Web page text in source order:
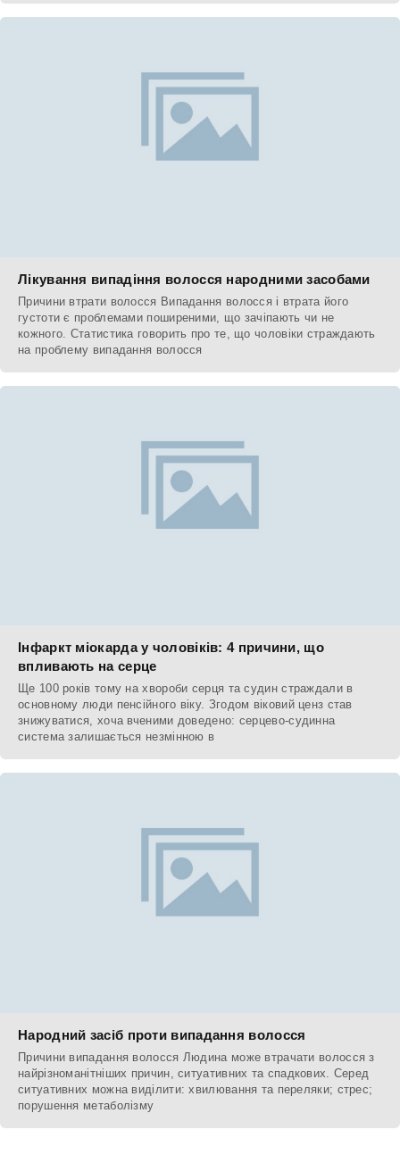
Лікування випадіння волосся народними засобами
Причини втрати волосся Випадання волосся і втрата його
густоти є проблемами поширеними, що зачіпають чи не
кожного. Статистика говорить про те, що чоловіки страждають
на проблему випадання волосся
Інфаркт міокарда у чоловіків: 4 причини, що
впливають на серце
Ще 100 років тому на хвороби серця та судин страждали в
основному люди пенсійного віку. Згодом віковий ценз став
знижуватися, хоча вченими доведено: серцево-судинна
система залишається незмінною в
Народний засіб проти випадання волосся
Причини випадання волосся Людина може втрачати волосся з
найрізноманітніших причин, ситуативних та спадкових. Серед
ситуативних можна виділити: хвилювання та переляки; стрес;
порушення метаболізму